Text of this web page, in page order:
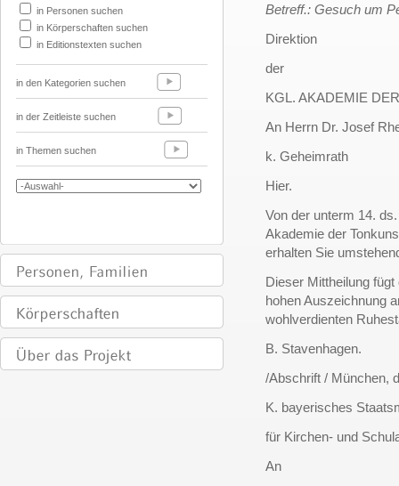
in Personen suchen
in Körperschaften suchen
in Editionstexten suchen
in den Kategorien suchen
in der Zeitleiste suchen
in Themen suchen
Betreff.: Gesuch um
Direktion
der
KGL. AKADEMIE
An Herrn Dr. Josef
k. Geheimrath
Hier.
Von der unterm 14.
Akademie der
erhalten Sie
Dieser Mittheilung
hohen Auszeichnung
wohlverdienten
B. Stavenhagen.
/Abschrift / München,
K. bayerisches
für Kirchen- und
An